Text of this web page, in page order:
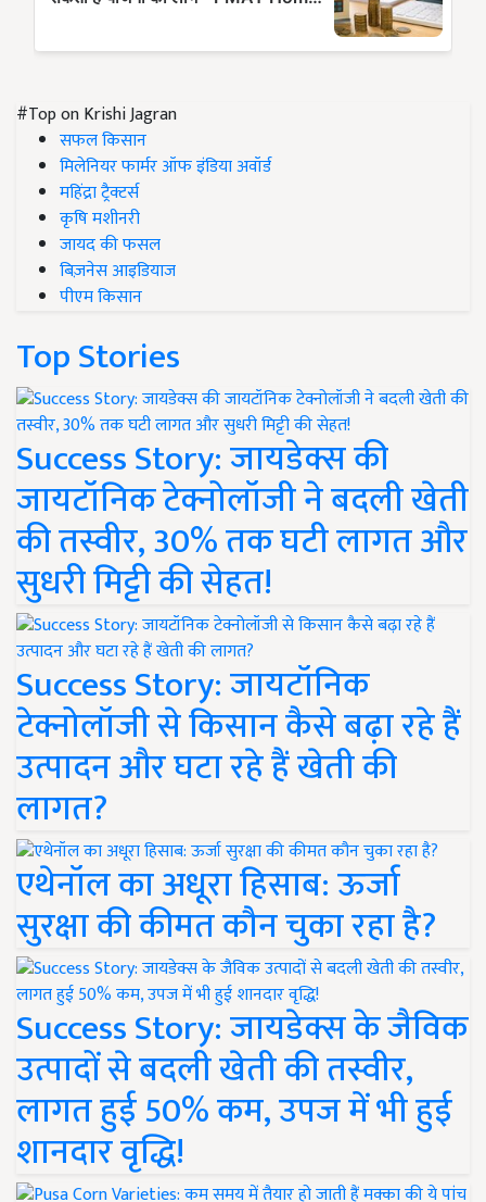
#Top on Krishi Jagran
सफल किसान
मिलेनियर फार्मर ऑफ इंडिया अवॉर्ड
महिंद्रा ट्रैक्टर्स
कृषि मशीनरी
जायद की फसल
बिज़नेस आइडियाज
पीएम किसान
Top Stories
Success Story: जायडेक्स की
जायटॉनिक टेक्नोलॉजी ने बदली खेती
की तस्वीर, 30% तक घटी लागत और
सुधरी मिट्टी की सेहत!
Success Story: जायटॉनिक
टेक्नोलॉजी से किसान कैसे बढ़ा रहे हैं
उत्पादन और घटा रहे हैं खेती की
लागत?
एथेनॉल का अधूरा हिसाब: ऊर्जा
सुरक्षा की कीमत कौन चुका रहा है?
Success Story: जायडेक्स के जैविक
उत्पादों से बदली खेती की तस्वीर,
लागत हुई 50% कम, उपज में भी हुई
शानदार वृद्धि!